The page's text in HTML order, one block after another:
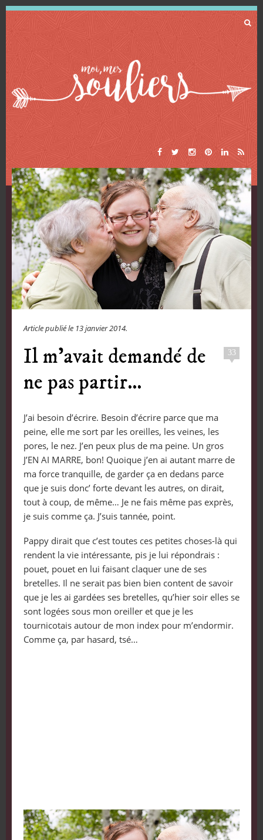
Article publié le 13 janvier 2014.
33
Il m’avait demandé de
ne pas partir…
J’ai besoin d’écrire. Besoin d’écrire parce que ma
peine, elle me sort par les oreilles, les veines, les
pores, le nez. J’en peux plus de ma peine. Un gros
J’EN AI MARRE, bon! Quoique j’en ai autant marre de
ma force tranquille, de garder ça en dedans parce
que je suis donc’ forte devant les autres, on dirait,
tout à coup, de même… Je ne fais même pas exprès,
je suis comme ça. J’suis tannée, point.
Pappy dirait que c’est toutes ces petites choses-là qui
rendent la vie intéressante, pis je lui répondrais :
pouet, pouet en lui faisant claquer une de ses
bretelles. Il ne serait pas bien bien content de savoir
que je les ai gardées ses bretelles, qu’hier soir elles se
sont logées sous mon oreiller et que je les
tournicotais autour de mon index pour m’endormir.
Comme ça, par hasard, tsé…